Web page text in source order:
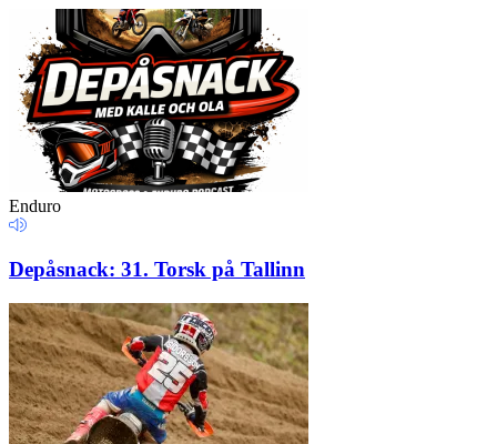
Enduro
Depåsnack: 31. Torsk på Tallinn